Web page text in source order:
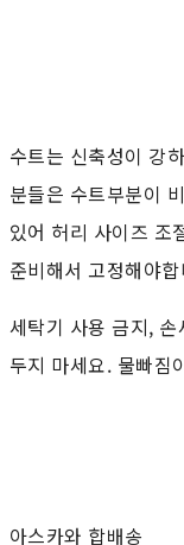
수트는 신축성이 강
분들은 수트부분이
있어 허리 사이즈 조
준비해서 고정해야
세탁기 사용 금지,
두지 마세요. 물빠짐
아스카와 합배송